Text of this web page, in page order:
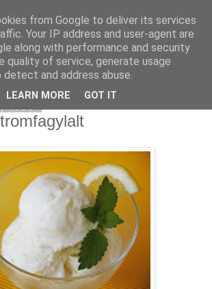
from Google to deliver its services
Your IP address and user-agent are
along with performance and security
quality of service, generate usage
and address abuse.
LEARN MORE GOT IT